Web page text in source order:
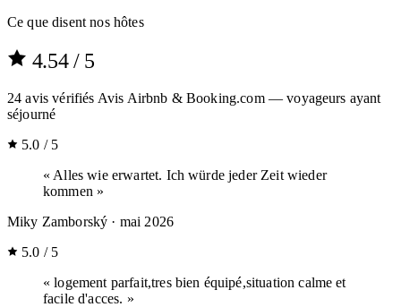
Ce que disent nos hôtes
4.54 / 5
24 avis vérifiés Avis Airbnb & Booking.com — voyageurs ayant
séjourné
5.0 / 5
« Alles wie erwartet. Ich würde jeder Zeit wieder
kommen »
Miky Zamborský · mai 2026
5.0 / 5
« logement parfait,tres bien équipé,situation calme et
facile d'acces. »